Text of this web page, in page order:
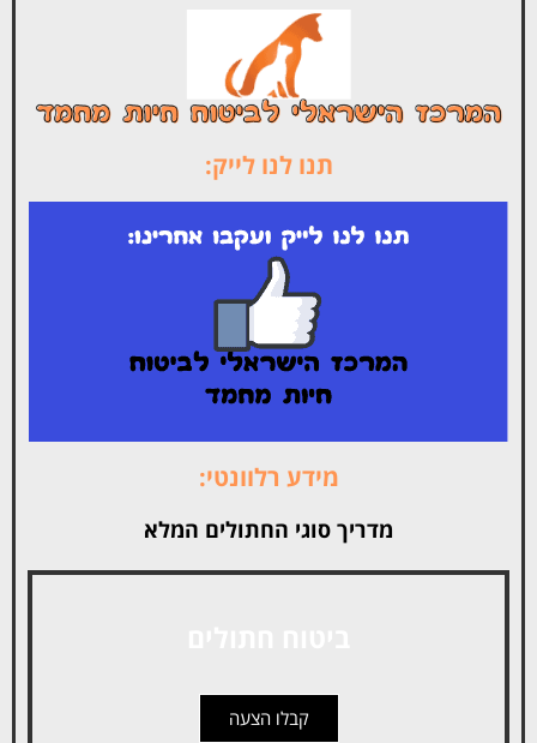
תנו לנו לייק:
מידע רלוונטי:
מדריך סוגי החתולים המלא
קבלו הצעה